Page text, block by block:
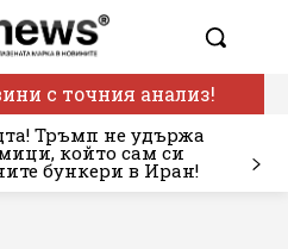
с точния анализ!
Тръмп не удържа
който сам си
бункери в Иран!